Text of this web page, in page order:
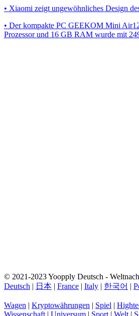
• Xiaomi zeigt ungewöhnliches Design
• Der kompakte PC GEEKOM Mini
Prozessor und 16 GB RAM wurde mit
© 2021-2023 Yoopply Deutsch -
Deutsch | 日本 | France | Italy | 한국어 |
Wagen | Kryptowährungen | Spiel |
Wissenschaft | Universum | Sport | Welt |